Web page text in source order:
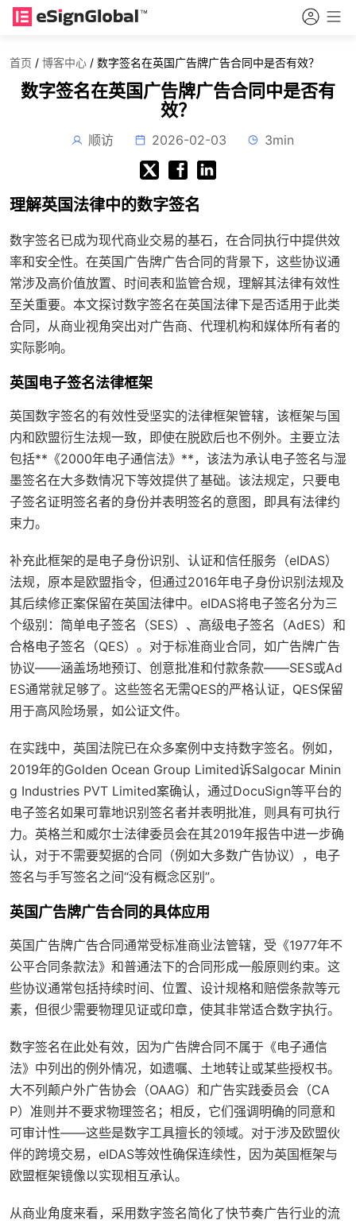
首页 / 博客中心 / 数字签名在英国广告牌广告合同中是否有效？
数字签名在英国广告牌广告合同中是否有
效？
顺访 2026-02-03 3min
理解英国法律中的数字签名
数字签名已成为现代商业交易的基石，在合同执行中提供效
率和安全性。在英国广告牌广告合同的背景下，这些协议通
常涉及高价值放置、时间表和监管合规，理解其法律有效性
至关重要。本文探讨数字签名在英国法律下是否适用于此类
合同，从商业视角突出对广告商、代理机构和媒体所有者的
实际影响。
英国电子签名法律框架
英国数字签名的有效性受坚实的法律框架管辖，该框架与国
内和欧盟衍生法规一致，即使在脱欧后也不例外。主要立法
包括**《2000年电子通信法》**，该法为承认电子签名与湿
墨签名在大多数情况下等效提供了基础。该法规定，只要电
子签名证明签名者的身份并表明签名的意图，即具有法律约
束力。
补充此框架的是电子身份识别、认证和信任服务（eIDAS）
法规，原本是欧盟指令，但通过2016年电子身份识别法规及
其后续修正案保留在英国法律中。eIDAS将电子签名分为三
个级别：简单电子签名（SES）、高级电子签名（AdES）和
合格电子签名（QES）。对于标准商业合同，如广告牌广告
协议——涵盖场地预订、创意批准和付款条款——SES或Ad
ES通常就足够了。这些签名无需QES的严格认证，QES保留
用于高风险场景，如公证文件。
在实践中，英国法院已在众多案例中支持数字签名。例如，
2019年的Golden Ocean Group Limited诉Salgocar Minin
g Industries PVT Limited案确认，通过DocuSign等平台的
电子签名如果可靠地识别签名者并表明批准，则具有可执行
力。英格兰和威尔士法律委员会在其2019年报告中进一步确
认，对于不需要契据的合同（例如大多数广告协议），电子
签名与手写签名之间“没有概念区别”。
英国广告牌广告合同的具体应用
英国广告牌广告合同通常受标准商业法管辖，受《1977年不
公平合同条款法》和普通法下的合同形成一般原则约束。这
些协议通常包括持续时间、位置、设计规格和赔偿条款等元
素，但很少需要物理见证或印章，使其非常适合数字执行。
数字签名在此处有效，因为广告牌合同不属于《电子通信
法》中列出的例外情况，如遗嘱、土地转让或某些授权书。
大不列颠户外广告协会（OAAG）和广告实践委员会（CA
P）准则并不要求物理签名；相反，它们强调明确的同意和
可审计性——这些是数字工具擅长的领域。对于涉及欧盟伙
伴的跨境交易，eIDAS等效性确保连续性，因为英国框架与
欧盟框架镜像以实现相互承认。
从商业角度来看，采用数字签名简化了快节奏广告行业的流